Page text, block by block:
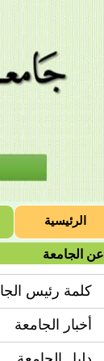
الرئيسية
عن الجامعة
كلمة رئيس
أخبار الجامعة